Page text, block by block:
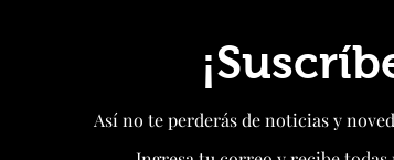
Así no te perderás de noticias y